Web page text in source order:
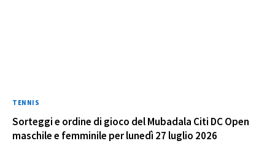
TENNIS
Sorteggi e ordine di gioco del Mubadala Citi DC Open
maschile e femminile per lunedì 27 luglio 2026